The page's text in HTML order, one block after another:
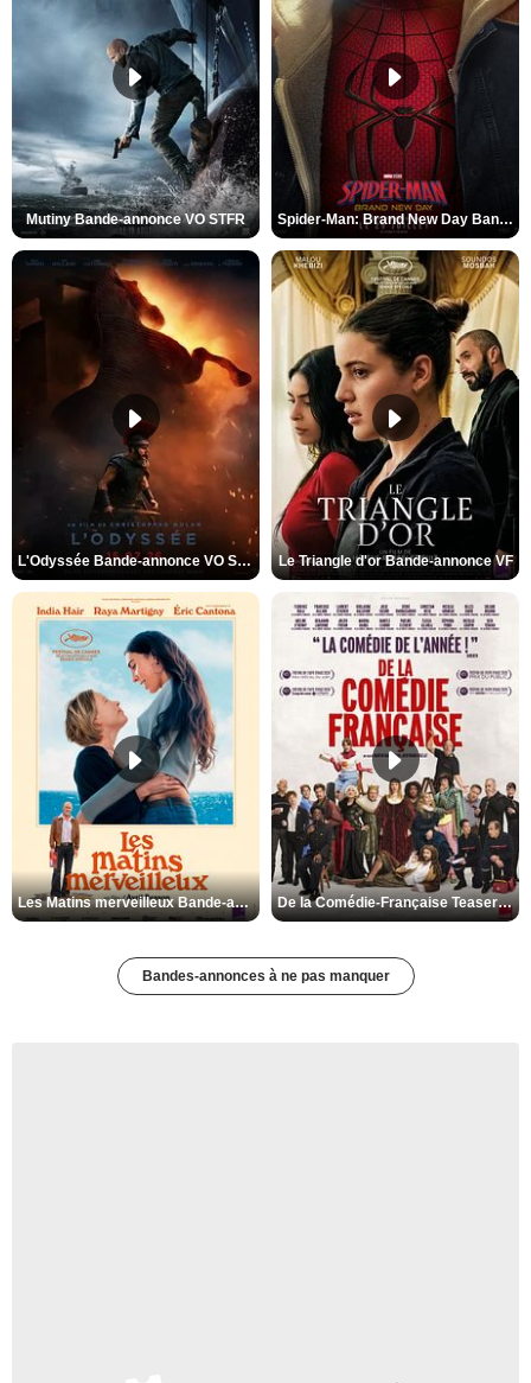
Mutiny Bande-annonce VO STFR Spider-Man: Brand New Day Bande-annonce VO STFR
L'Odyssée Bande-annonce VO STFR Le Triangle d'or Bande-annonce VF
Les Matins merveilleux Bande-annonce VF De la Comédie-Française Teaser VF
Bandes-annonces à ne pas manquer